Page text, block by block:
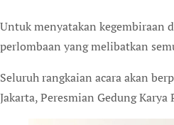
Untuk menyatakan kegembiraan dan rasa syukur tersebut, mereka menyelenggarakan berbagai pertandingan dan
perlombaan yang melibatkan
Seluruh rangkaian acara akan
Jakarta, Peresmian Gedung